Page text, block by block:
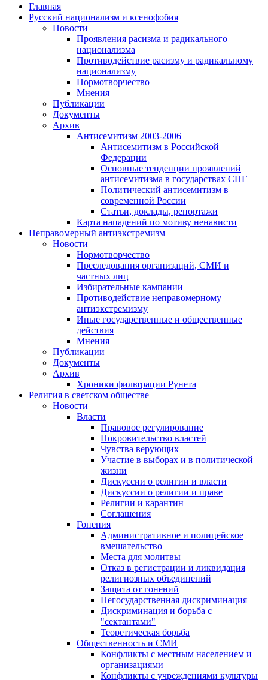
Главная
Русский национализм и ксенофобия
Новости
Проявления расизма и радикального
национализма
Противодействие расизму и радикальному
национализму
Нормотворчество
Мнения
Публикации
Документы
Архив
Антисемитизм 2003-2006
Антисемитизм в Российской
Федерации
Основные тенденции проявлений
антисемитизма в государствах СНГ
Политический антисемитизм в
современной России
Статьи, доклады, репортажи
Карта нападений по мотиву ненависти
Неправомерный антиэкстремизм
Новости
Нормотворчество
Преследования организаций, СМИ и
частных лиц
Избирательные кампании
Противодействие неправомерному
антиэкстремизму
Иные государственные и общественные
действия
Мнения
Публикации
Документы
Архив
Хроники фильтрации Рунета
Религия в светском обществе
Новости
Власти
Правовое регулирование
Покровительство властей
Чувства верующих
Участие в выборах и в политической
жизни
Дискуссии о религии и власти
Дискуссии о религии и праве
Религии и карантин
Соглашения
Гонения
Административное и полицейское
вмешательство
Места для молитвы
Отказ в регистрации и ликвидация
религиозных объединений
Защита от гонений
Негосударственная дискриминация
Дискриминация и борьба с
"сектантами"
Теоретическая борьба
Общественность и СМИ
Конфликты с местным населением и
организациями
Конфликты с учреждениями культуры